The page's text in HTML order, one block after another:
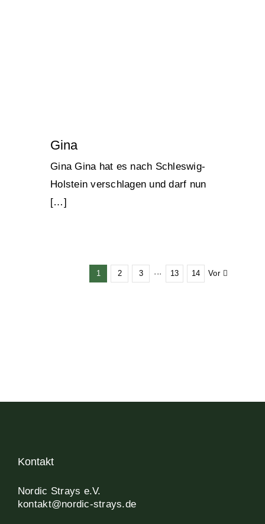
Gina
Gina Gina hat es nach Schleswig-
Holstein verschlagen und darf nun
[…]
1 2 3 ··· 13 14 Vor
Kontakt
Nordic Strays e.V.
kontakt@nordic-strays.de